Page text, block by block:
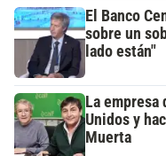
El Banco
sobre un
lado están"
La
Unidos y
Muerta